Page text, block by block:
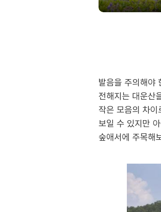
발음을 주의해야
전해지는 대운산
작은 모음의 차
보일 수 있지만
숲애서에 주목해